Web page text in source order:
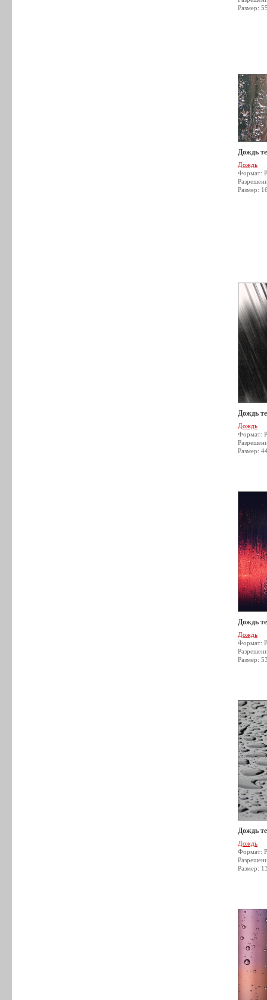
Размер:
Дождь
Дождь
Формат:
Размер:
Дождь
Дождь
Формат:
Размер:
Дождь
Дождь
Формат:
Размер:
Дождь
Дождь
Формат:
Размер: